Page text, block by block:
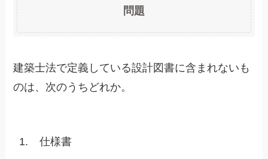
問題
建築士法で定義している設計図書に含まれないも
のは、次のうちどれか。
1. 仕様書